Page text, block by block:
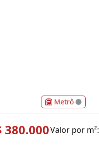
Metrô
380.000Valor por m²: